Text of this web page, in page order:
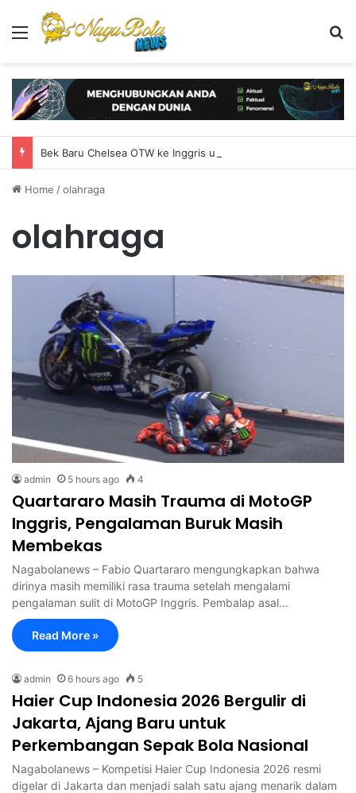
Menu
Home /olahraga
olahraga
admin 5 hours ago 4
Quartararo Masih Trauma di MotoGP
Inggris, Pengalaman Buruk Masih
Membekas
Nagabolanews – Fabio Quartararo mengungkapkan bahwa
dirinya masih memiliki rasa trauma setelah mengalami
pengalaman sulit di MotoGP Inggris. Pembalap asal…
Read More »
admin 6 hours ago 5
Haier Cup Indonesia 2026 Bergulir di
Jakarta, Ajang Baru untuk
Perkembangan Sepak Bola Nasional
Nagabolanews – Kompetisi Haier Cup Indonesia 2026 resmi
digelar di Jakarta dan menjadi salah satu ajang menarik dalam